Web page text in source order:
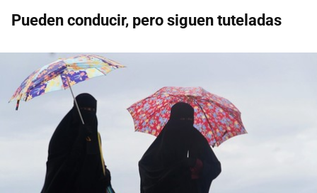
Pueden conducir, pero siguen tuteladas